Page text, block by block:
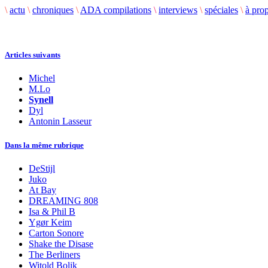
\ actu \ chroniques \ ADA compilations \ interviews \ spéciales \ à
Articles suivants
Michel
M.Lo
Synell
Dyl
Antonin Lasseur
Dans la même rubrique
DeStijl
Juko
At Bay
DREAMING 808
Isa & Phil B
Ygør Keim
Carton Sonore
Shake the Disase
The Berliners
Witold Bolik